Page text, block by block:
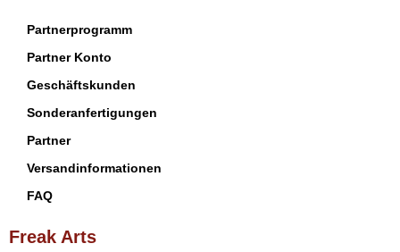
Partnerprogramm
Partner Konto
Geschäftskunden
Sonderanfertigungen
Partner
Versandinformationen
FAQ
Freak Arts